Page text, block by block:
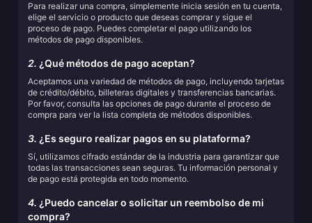
Para realizar una compra, simplemente inicia sesión en tu cuenta,
elige el servicio o producto que deseas comprar y sigue el
proceso de pago. Puedes completar el pago utilizando los
métodos de pago disponibles.
2. ¿Qué métodos de pago aceptan?
Aceptamos una variedad de métodos de pago, incluyendo tarjetas
de crédito/débito, billeteras digitales y transferencias bancarias.
Por favor, consulta las opciones de pago durante el proceso de
compra para ver la lista completa de métodos disponibles.
3. ¿Es seguro realizar pagos en su plataforma?
Sí, utilizamos cifrado estándar de la industria para garantizar que
todas las transacciones sean seguras. Tu información personal y
de pago está protegida en todo momento.
4. ¿Puedo cancelar o solicitar un reembolso de mi
compra?